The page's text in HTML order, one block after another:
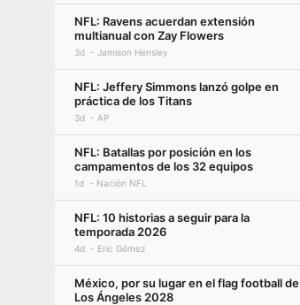
NFL: Ravens acuerdan extensión
multianual con Zay Flowers
3d Jamison Hensley
NFL: Jeffery Simmons lanzó golpe en
práctica de los Titans
3d AP
NFL: Batallas por posición en los
campamentos de los 32 equipos
1d Nación NFL
NFL: 10 historias a seguir para la
temporada 2026
4d Eric Gómez
México, por su lugar en el flag football de
Los Ángeles 2028